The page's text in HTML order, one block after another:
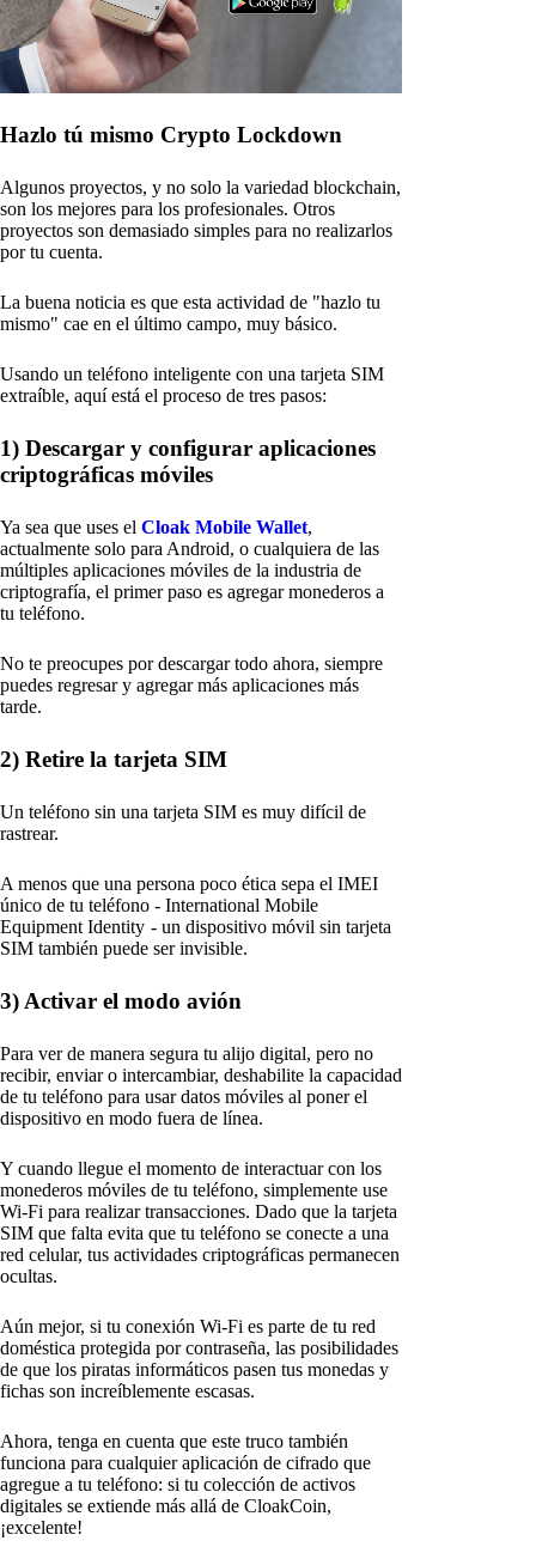
Hazlo tú mismo Crypto Lockdown
Algunos proyectos, y no solo la variedad blockchain,
son los mejores para los profesionales. Otros
proyectos son demasiado simples para no realizarlos
por tu cuenta.
La buena noticia es que esta actividad de "hazlo tu
mismo" cae en el último campo, muy básico.
Usando un teléfono inteligente con una tarjeta SIM
extraíble, aquí está el proceso de tres pasos:
1) Descargar y configurar aplicaciones
criptográficas móviles
Ya sea que uses el Cloak Mobile Wallet,
actualmente solo para Android, o cualquiera de las
múltiples aplicaciones móviles de la industria de
criptografía, el primer paso es agregar monederos a
tu teléfono.
No te preocupes por descargar todo ahora, siempre
puedes regresar y agregar más aplicaciones más
tarde.
2) Retire la tarjeta SIM
Un teléfono sin una tarjeta SIM es muy difícil de
rastrear.
A menos que una persona poco ética sepa el IMEI
único de tu teléfono - International Mobile
Equipment Identity - un dispositivo móvil sin tarjeta
SIM también puede ser invisible.
3) Activar el modo avión
Para ver de manera segura tu alijo digital, pero no
recibir, enviar o intercambiar, deshabilite la capacidad
de tu teléfono para usar datos móviles al poner el
dispositivo en modo fuera de línea.
Y cuando llegue el momento de interactuar con los
monederos móviles de tu teléfono, simplemente use
Wi-Fi para realizar transacciones. Dado que la tarjeta
SIM que falta evita que tu teléfono se conecte a una
red celular, tus actividades criptográficas permanecen
ocultas.
Aún mejor, si tu conexión Wi-Fi es parte de tu red
doméstica protegida por contraseña, las posibilidades
de que los piratas informáticos pasen tus monedas y
fichas son increíblemente escasas.
Ahora, tenga en cuenta que este truco también
funciona para cualquier aplicación de cifrado que
agregue a tu teléfono: si tu colección de activos
digitales se extiende más allá de CloakCoin,
¡excelente!